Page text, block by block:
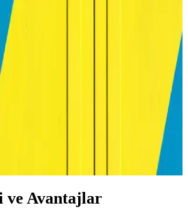
İpuçları
için orijinal ve uyumlu toner
ve bakım önerileriyle baskı kalitenizi
edin.
Seçimi ve Kullanımı İçin
dikkat edilmesi gerekenler, çeşitleri ve
rehber. Uygun ürünleri seçerek
profesyonel dokunuşlar katın.
Avantajlar